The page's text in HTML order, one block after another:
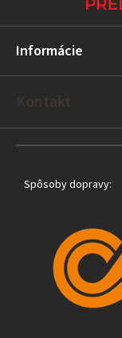
ä
i
Informácie
Spôsoby dopravy: